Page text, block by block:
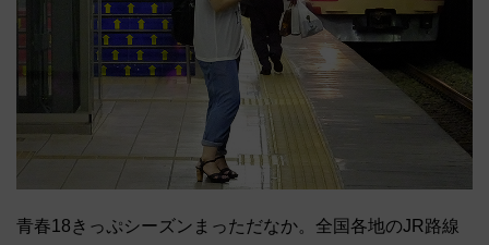
青春18きっぷシーズンまっただなか。全国各地のJR路線